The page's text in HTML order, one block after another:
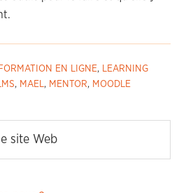
FORMATION EN LIGNE, LEARNING
, MAEL, MENTOR, MOODLE